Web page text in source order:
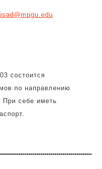
состоится
по направлению
При себе иметь